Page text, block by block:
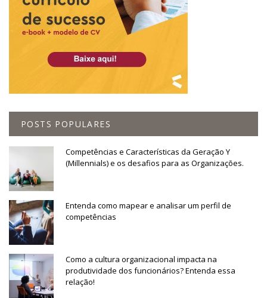
POSTS POPULARES
Competências e Características da Geração Y
(Millennials) e os desafios para as Organizações.
Entenda como mapear e analisar um perfil de
competências
Como a cultura organizacional impacta na
produtividade dos funcionários? Entenda essa
relação!